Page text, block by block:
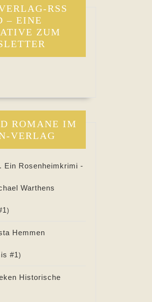
RSS
– EINE
ZUM
ROMANE IM
VERLAG
Ein Rosenheimkrimi -
Warthens
1)
Hemmen
#1)
Historische